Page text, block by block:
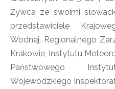
Żywca ze swoimi
przedstawiciele
Wodnej, Regionalnego
Krakowie, Instytutu
Państwowego
Wojewódzkiego